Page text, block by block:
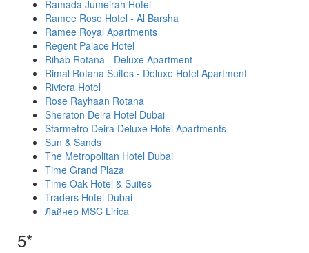
Ramada Jumeirah Hotel
Ramee Rose Hotel - Al Barsha
Ramee Royal Apartments
Regent Palace Hotel
Rihab Rotana - Deluxe Apartment
Rimal Rotana Suites - Deluxe Hotel Apartment
Riviera Hotel
Rose Rayhaan Rotana
Sheraton Deira Hotel Dubai
Starmetro Deira Deluxe Hotel Apartments
Sun & Sands
The Metropolitan Hotel Dubai
Time Grand Plaza
Time Oak Hotel & Suites
Traders Hotel Dubai
Лайнер MSC Lirica
5*